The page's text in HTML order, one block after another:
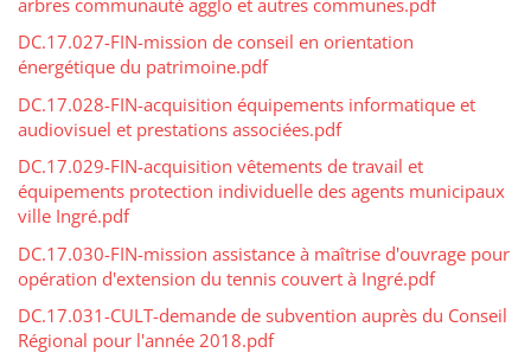
DC.17.027-FIN-mission de conseil en orientation
énergétique du patrimoine.pdf
DC.17.028-FIN-acquisition équipements informatique et
audiovisuel et prestations associées.pdf
DC.17.029-FIN-acquisition vêtements de travail et
équipements protection individuelle des agents municipaux
ville Ingré.pdf
DC.17.030-FIN-mission assistance à maîtrise d'ouvrage pour
opération d'extension du tennis couvert à Ingré.pdf
DC.17.031-CULT-demande de subvention auprès du Conseil
Régional pour l'année 2018.pdf